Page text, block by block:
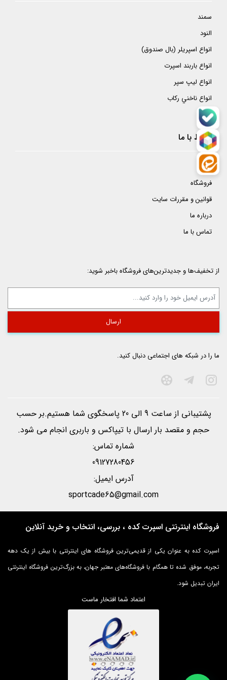
سمند
النود
انواع اسپريلر (بال صندوق)
انواع باربند اسپرت
انواع ليپ سپر
انواع ناخني ركاب
ارتباط با ما
خانه
فروشگاه
قوانین و مقررات سایت
درباره ما
تماس با ما
از تخفیف‌ها و جدیدترین‌های فروشگاه باخبر شوید:
ما را در شبکه های اجتماعی دنبال کنید.
پشتیبانی از ساعت 9 الی 20 پاسخگوی شما هستیم.بر حسب
حجم و مقصد بار ارسال با تيپاكس و باربری انجام می شود.
شماره تماس:
09127280456
آدرس ایمیل:
sportcade65@gmail.com
فروشگاه اینترنتی اسپرت کده ، بررسی، انتخاب و خرید آنلاین
اسپرت کده به عنوان یکی از قدیمی‌ترین فروشگاه های اینترنتی با بیش از یک دهه
تجربه، موفق شده تا همگام با فروشگاه‌های معتبر جهان، به بزرگ‌ترین فروشگاه اینترنتی
ایران تبدیل شود.
اعتماد شما افتخار ماست